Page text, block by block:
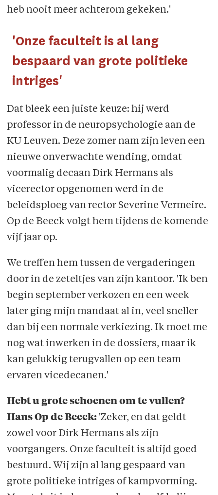
heb nooit meer achterom gekeken.'
'Onze faculteit is al lang
bespaard van grote politieke
intriges'
Dat bleek een juiste keuze: hij werd
professor in de neuropsychologie aan de
KU Leu­ven. Deze zomer nam zijn leven een
nieuwe onverwachte wending, omdat
voormalig decaan Dirk Hermans als
vicerector opgenomen werd in de
beleidsploeg van rector Severine Vermeire.
Op de Beeck volgt hem tijdens de komende
vijf jaar op.
We treffen hem tussen de vergaderingen
door in de zeteltjes van zijn kantoor. 'Ik ben
begin september verkozen en een week
later ging mijn mandaat al in, veel sneller
dan bij een normale verkiezing. Ik moet me
nog wat inwerken in de dossiers, maar ik
kan gelukkig terugvallen op een team
ervaren vicedecanen.'
Hebt u grote schoenen om te vullen?
Hans Op de Beeck: 'Zeker, en dat geldt
zowel voor Dirk Hermans als zijn
voorgangers. Onze faculteit is altijd goed
bestuurd. Wij zijn al lang gespaard van
grote politieke intriges of kampvorming.